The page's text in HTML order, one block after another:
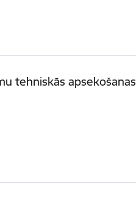
tehniskās apsekošanas